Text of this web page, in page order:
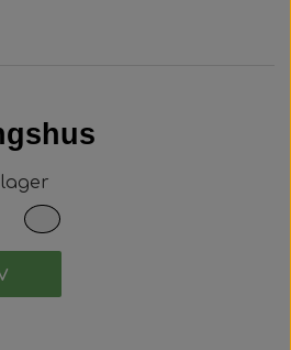
lager